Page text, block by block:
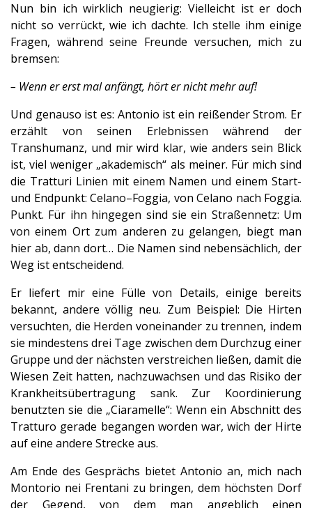
Nun bin ich wirklich neugierig: Vielleicht ist er doch
nicht so verrückt, wie ich dachte. Ich stelle ihm einige
Fragen, während seine Freunde versuchen, mich zu
bremsen:
– Wenn er erst mal anfängt, hört er nicht mehr auf!
Und genauso ist es: Antonio ist ein reißender Strom. Er
erzählt von seinen Erlebnissen während der
Transhumanz, und mir wird klar, wie anders sein Blick
ist, viel weniger „akademisch“ als meiner. Für mich sind
die Tratturi Linien mit einem Namen und einem Start-
und Endpunkt: Celano–Foggia, von Celano nach Foggia.
Punkt. Für ihn hingegen sind sie ein Straßennetz: Um
von einem Ort zum anderen zu gelangen, biegt man
hier ab, dann dort… Die Namen sind nebensächlich, der
Weg ist entscheidend.
Er liefert mir eine Fülle von Details, einige bereits
bekannt, andere völlig neu. Zum Beispiel: Die Hirten
versuchten, die Herden voneinander zu trennen, indem
sie mindestens drei Tage zwischen dem Durchzug einer
Gruppe und der nächsten verstreichen ließen, damit die
Wiesen Zeit hatten, nachzuwachsen und das Risiko der
Krankheitsübertragung sank. Zur Koordinierung
benutzten sie die „Ciaramelle“: Wenn ein Abschnitt des
Tratturo gerade begangen worden war, wich der Hirte
auf eine andere Strecke aus.
Am Ende des Gesprächs bietet Antonio an, mich nach
Montorio nei Frentani zu bringen, dem höchsten Dorf
der Gegend, von dem man angeblich einen